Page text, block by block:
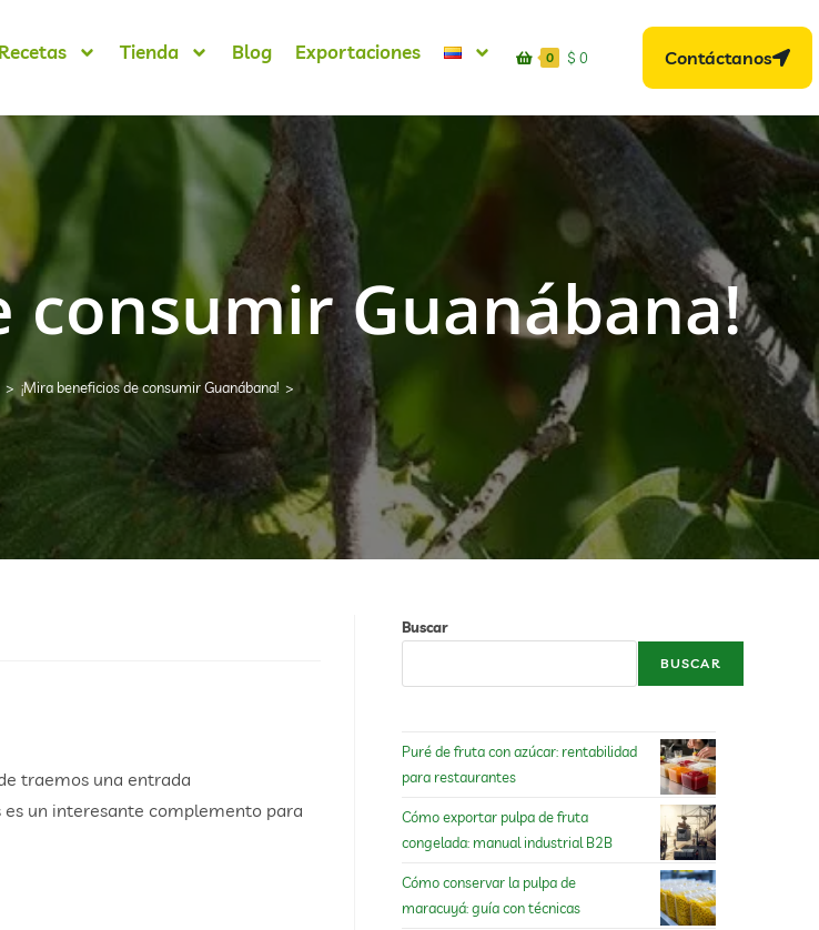
Tienda Blog Exportaciones 0 $ 0 Contáctanos
consumir Guanábana!
> ¡Mira beneficios de consumir Guanábana! >
traemos una entrada
es un interesante complemento para
Buscar
BUSCAR
Puré de fruta con azúcar: rentabilidad
para restaurantes
Cómo exportar pulpa de fruta
congelada: manual industrial B2B
Cómo conservar la pulpa de
maracuyá: guía con técnicas